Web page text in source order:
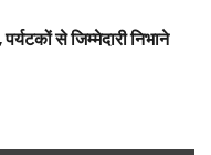
से जिम्मेदारी निभाने